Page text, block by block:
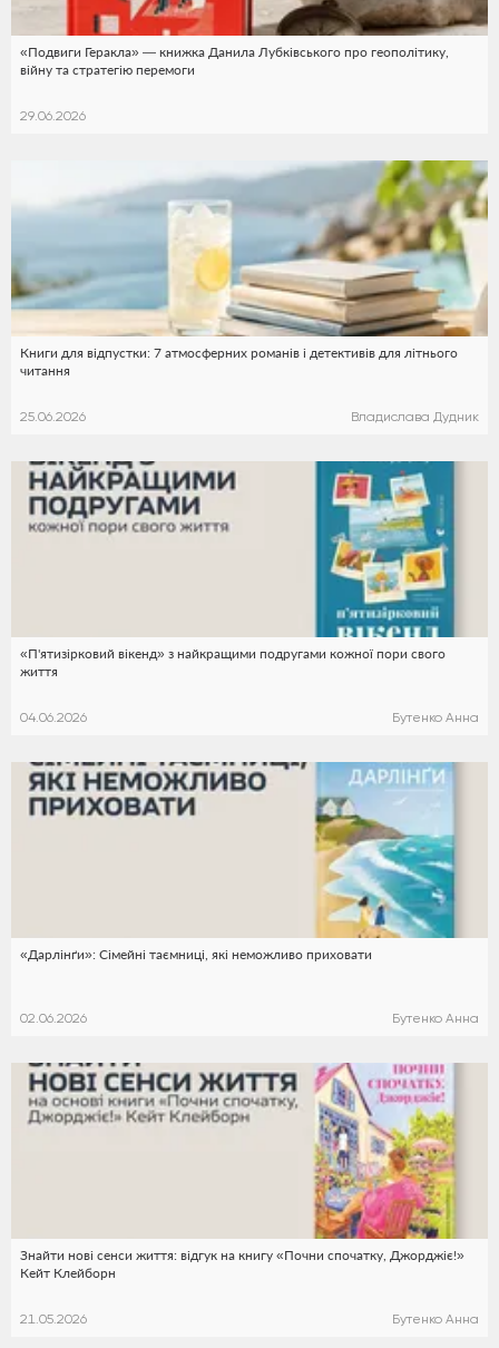
«Подвиги Геракла» — книжка Данила Лубківського про геополітику,
війну та стратегію перемоги
29.06.2026
Книги для відпустки: 7 атмосферних романів і детективів для літнього
читання
25.06.2026 Владислава Дудник
«П'ятизірковий вікенд» з найкращими подругами кожної пори свого
життя
04.06.2026 Бутенко Анна
«Дарлінґи»: Сімейні таємниці, які неможливо приховати
02.06.2026 Бутенко Анна
Знайти нові сенси життя: відгук на книгу «Почни спочатку, Джорджіє!»
Кейт Клейборн
21.05.2026 Бутенко Анна